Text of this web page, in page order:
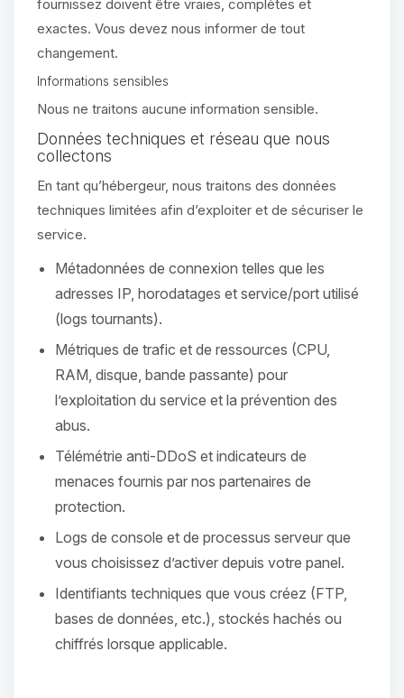
fournissez doivent être vraies, complètes et
exactes. Vous devez nous informer de tout
changement.
Informations sensibles
Nous ne traitons aucune information sensible.
Données techniques et réseau que nous
collectons
En tant qu’hébergeur, nous traitons des données
techniques limitées afin d’exploiter et de sécuriser le
service.
Métadonnées de connexion telles que les
adresses IP, horodatages et service/port utilisé
(logs tournants).
Métriques de trafic et de ressources (CPU,
RAM, disque, bande passante) pour
l’exploitation du service et la prévention des
abus.
Télémétrie anti-DDoS et indicateurs de
menaces fournis par nos partenaires de
protection.
Logs de console et de processus serveur que
vous choisissez d’activer depuis votre panel.
Identifiants techniques que vous créez (FTP,
bases de données, etc.), stockés hachés ou
chiffrés lorsque applicable.
assistant BoxToPlay. Dis-moi ce dont
petits circuits pour t’aider.
08/08/2026 à 03:24